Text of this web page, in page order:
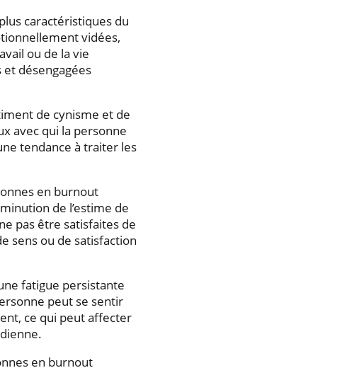
caractéristiques du
vidées,
ou de la vie
désengagées
de cynisme et de
avec qui la personne
tendance à traiter les
en burnout
de l’estime de
pas être satisfaites de
sens ou de satisfaction
fatigue persistante
peut se sentir
ce qui peut affecter
en burnout